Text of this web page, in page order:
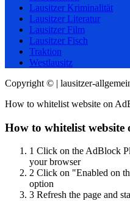
Lausitzer Kriminalität
Lausitzer Literatur
Lausitzer Film
Lausitzer Fisch
Traktion
Westlausitz
Copyright © | lausitzer-
How to whitelist website on
How to whitelist website
1 Click on the AdBlock
your browser
2 Click on "Enabled on
option
3 Refresh the page and